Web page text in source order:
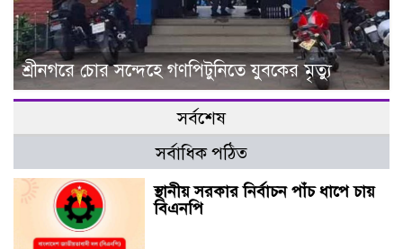
শ্রীনগরে চোর সন্দেহে গণপিটুনিতে যুবকের মৃত্যু
সর্বশেষ
সর্বাধিক পঠিত
স্থানীয় সরকার নির্বাচন পাঁচ ধাপে চায়
বিএনপি